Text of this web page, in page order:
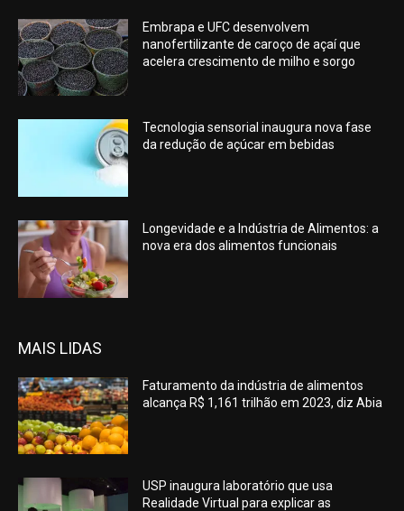
Embrapa e UFC desenvolvem
nanofertilizante de caroço de açaí que
acelera crescimento de milho e sorgo
Tecnologia sensorial inaugura nova fase
da redução de açúcar em bebidas
Longevidade e a Indústria de Alimentos: a
nova era dos alimentos funcionais
MAIS LIDAS
Faturamento da indústria de alimentos
alcança R$ 1,161 trilhão em 2023, diz Abia
USP inaugura laboratório que usa
Realidade Virtual para explicar as